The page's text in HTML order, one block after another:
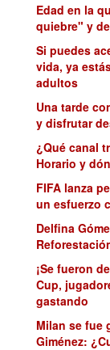
Edad en la
quiebre" y
Si puedes
vida, ya
adultos
Una tarde
y disfrutar
¿Qué canal
Horario y
FIFA lanza
un esfuerzo
Delfina
¡Se fueron
Cup,
gastando
Milan se fue
Giménez: